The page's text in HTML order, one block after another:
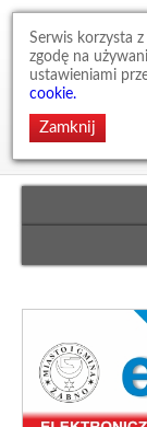
Serwis korzysta
zgodę na
ustawieniami
cookie.